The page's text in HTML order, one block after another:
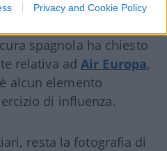
Privacy and Cookie Policy
spagnola ha chiesto
relativa adAir Europa,
alcun elemento
di influenza.
resta la fotografia di